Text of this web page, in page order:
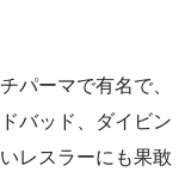
パーマで有名で、
バッド、ダイビン
レスラーにも果敢